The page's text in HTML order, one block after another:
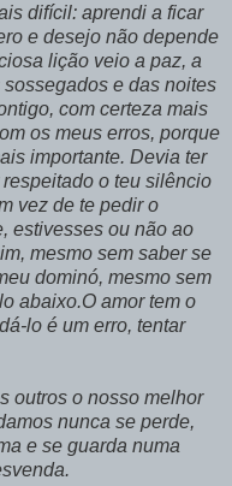
difícil: aprendi a ficar
e desejo não depende
lição veio a paz, a
e das noites
com certeza mais
os meus erros, porque
importante. Devia ter
o teu silêncio
vez de te pedir o
estivesses ou não ao
mesmo sem saber se
dominó, mesmo sem
abaixo.O amor tem o
lo é um erro, tentar
outros o nosso melhor
nunca se perde,
e se guarda numa